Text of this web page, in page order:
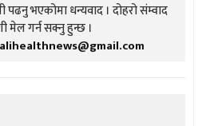
पढनु भएकोमा धन्यवाद । दोहरो संम्वाद
मेल गर्न सक्नु हुन्छ ।